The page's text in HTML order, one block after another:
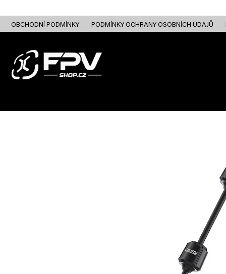
obsahOBCHODNÍ PODMÍNKY PODMÍNKY OCHRANY OSOBNÍCH ÚDAJŮ